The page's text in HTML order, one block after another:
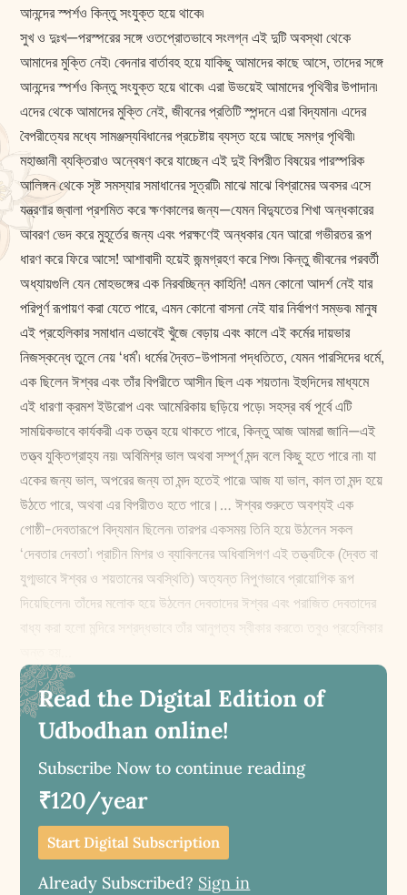
আনন্দের স্পর্শও কিন্তু সংযুক্ত হয়ে থাকে৷
সুখ ও দুঃখ—পরস্পরের সঙ্গে ওতপ্রোতভাবে সংলগ্ন এই দুটি অবস্থা থেকে
আমাদের মুক্তি নেই৷ বেদনার বার্তাবহ হয়ে যাকিছু আমাদের কাছে আসে, তাদের সঙ্গে
আনন্দের স্পর্শও কিন্তু সংযুক্ত হয়ে থাকে৷ এরা উভয়েই আমাদের পৃথিবীর উপাদান৷
এদের থেকে আমাদের মুক্তি নেই, জীবনের প্রতিটি স্পন্দনে এরা বিদ্যমান৷ এদের
বৈপরীত্যের মধ্যে সামঞ্জস্যবিধানের প্রচেষ্টায় ব্যস্ত হয়ে আছে সমগ্র পৃথিবী৷
মহাজ্ঞানী ব্যক্তিরাও অন্বেষণ করে যাচ্ছেন এই দুই বিপরীত বিষয়ের পারস্পরিক
আলিঙ্গন থেকে সৃষ্ট সমস্যার সমাধানের সূত্রটি৷ মাঝে মাঝে বিশ্রামের অবসর এসে
যন্ত্রণার জ্বালা প্রশমিত করে ক্ষণকালের জন্য—যেমন বিদ্যুতের শিখা অন্ধকারের
আবরণ ভেদ করে মুহূর্তের জন্য এবং পরক্ষণেই অন্ধকার যেন আরো গভীরতর রূপ
ধারণ করে ফিরে আসে! আশাবাদী হয়েই জন্মগ্রহণ করে শিশু৷ কিন্তু জীবনের পরবর্তী
অধ্যায়গুলি যেন মোহভঙ্গের এক নিরবচ্ছিন্ন কাহিনি! এমন কোনো আদর্শ নেই যার
পরিপূর্ণ রূপায়ণ করা যেতে পারে, এমন কোনো বাসনা নেই যার নির্বাপণ সম্ভব৷ মানুষ
এই প্রহেলিকার সমাধান এভাবেই খুঁজে বেড়ায় এবং কালে এই কর্মের দায়ভার
নিজস্কন্ধে তুলে নেয় ‘ধর্ম’৷ ধর্মের দ্বৈত-উপাসনা পদ্ধতিতে, যেমন পারসিদের ধর্মে,
এক ছিলেন ঈশ্বর এবং তাঁর বিপরীতে আসীন ছিল এক শয়তান৷ ইহুদিদের মাধ্যমে
এই ধারণা ক্রমশ ইউরোপ এবং আমেরিকায় ছড়িয়ে পড়ে৷ সহস্র বর্ষ পূর্বে এটি
সাময়িকভাবে কার্যকরী এক তত্ত্ব হয়ে থাকতে পারে, কিন্তু আজ আমরা জানি—এই
তত্ত্ব যুক্তিগ্রাহ্য নয়৷ অবিমিশ্র ভাল অথবা সম্পূর্ণ মন্দ বলে কিছু হতে পারে না৷ যা
একের জন্য ভাল, অপরের জন্য তা মন্দ হতেই পারে৷ আজ যা ভাল, কাল তা মন্দ হয়ে
উঠতে পারে, অথবা এর বিপরীতও হতে পারে।… ঈশ্বর শুরুতে অবশ্যই এক
গোষ্ঠী-দেবতারূপে বিদ্যমান ছিলেন৷ তারপর একসময় তিনি হয়ে উঠলেন সকল
‘দেবতার দেবতা’৷ প্রাচীন মিশর ও ব্যাবিলনের অধিবাসিগণ এই তত্ত্বটিকে (দ্বৈত বা
যুগ্মভাবে ঈশ্বর ও শয়তানের অবস্থিতি) অত্যন্ত নিপুণভাবে প্রায়োগিক রূপ
দিয়েছিলেন৷ তাঁদের মলোক হয়ে উঠলেন দেবতাদের ঈশ্বর এবং পরাজিত দেবতাদের
বাধ্য করা হলো মন্দিরে সশ্রদ্ধভাবে তাঁর আনুগত্য স্বীকার করতে৷ তবুও প্রহেলিকার
Read the Digital Edition of
Udbodhan online!
Subscribe Now to continue reading
₹120/year
Start Digital Subscription
Already Subscribed? Sign in